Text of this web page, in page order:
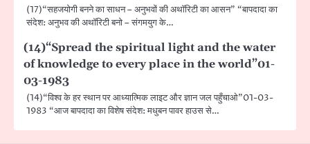
(17)“सहजयोगी बनने का साधन – अनुभवों की अथॉरिटी का आसन” “बापदादा का
संदेश: अनुभव की अथॉरिटी बनो – संगमयुग के…
(14)“Spread the spiritual light and the water
of knowledge to every place in the world”01-
03-1983
(14)“विश्व के हर स्थान पर आध्यात्मिक लाइट और ज्ञान जल पहुँचाओ”01-03-
1983 “आज बापदादा का विशेष संदेश: मधुबन पावर हाउस से…